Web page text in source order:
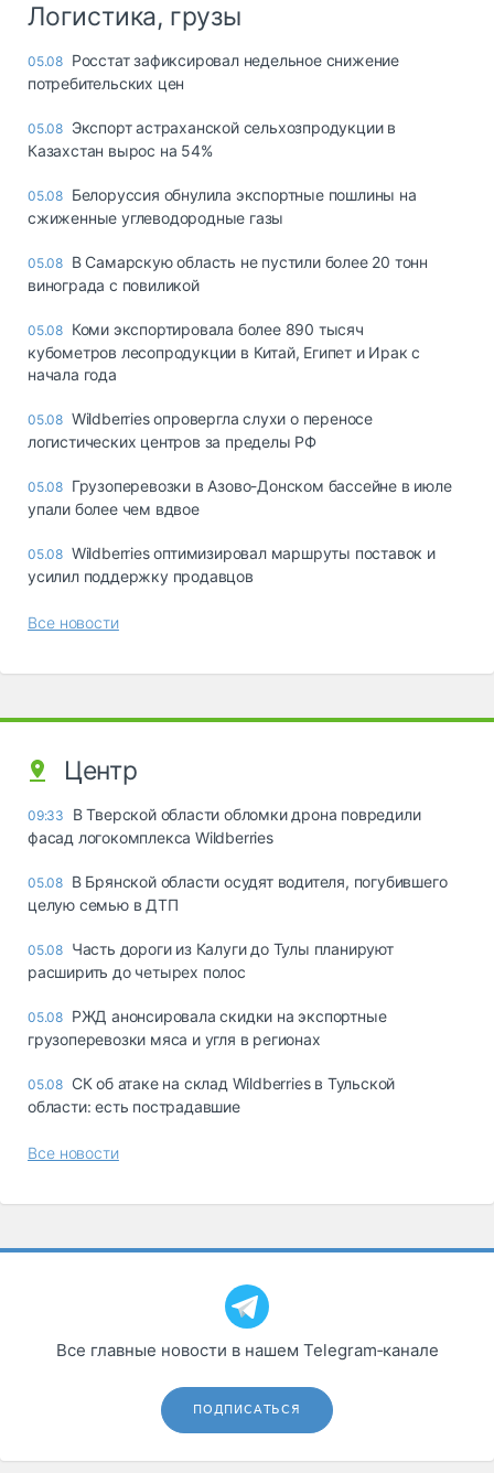
Логистика, грузы
05.08 Росстат зафиксировал недельное снижение
потребительских цен
05.08 Экспорт астраханской сельхозпродукции в
Казахстан вырос на 54%
05.08 Белоруссия обнулила экспортные пошлины на
сжиженные углеводородные газы
05.08 В Самарскую область не пустили более 20 тонн
винограда с повиликой
05.08 Коми экспортировала более 890 тысяч
кубометров лесопродукции в Китай, Египет и Ирак с
начала года
05.08 Wildberries опровергла слухи о переносе
логистических центров за пределы РФ
05.08 Грузоперевозки в Азово-Донском бассейне в июле
упали более чем вдвое
05.08 Wildberries оптимизировал маршруты поставок и
усилил поддержку продавцов
Все новости
Центр
09:33
В Тверской области обломки дрона повредили
фасад логокомплекса Wildberries
05.08 В Брянской области осудят водителя, погубившего
целую семью в ДТП
05.08 Часть дороги из Калуги до Тулы планируют
расширить до четырех полос
05.08 РЖД анонсировала скидки на экспортные
грузоперевозки мяса и угля в регионах
05.08 СК об атаке на склад Wildberries в Тульской
области: есть пострадавшие
Все новости
Все главные новости в нашем Telegram‑канале
ПОДПИСАТЬСЯ